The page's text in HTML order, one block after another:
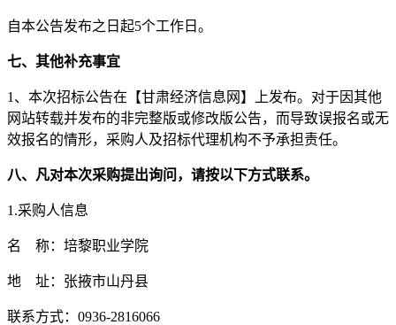
自本公告发布之日起5个工作日。
七、其他补充事宜
1 、 本次招标公告在【甘肃经济信息网】上发布。对于因其他
网站转载并发布的非完整版或修改版公告，而导致误报名或无
效报名的情形， 采购人及招标代理机构不予承担责任。
八、凡对本次采购提出询问，请按以下方式联系。
1.采购人信息
名 称： 培黎职业学院
地 址： 张掖市山丹县
联系方式： 0936-2816066